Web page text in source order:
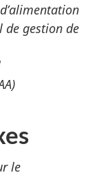
de gestion de
le